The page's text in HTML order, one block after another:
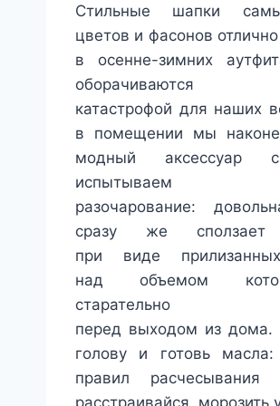
Стильные шапки
цветов и фасонов
в осенне-зимних
оборачиваются
катастрофой для наших
в помещении мы
модный аксессуар
испытываем
разочарование:
сразу же
при виде
над объемом
старательно
перед выходом из
голову и готовь
правил